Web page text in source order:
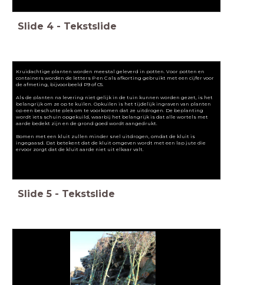
Slide 4 - Tekstslide
Kruidachtige planten worden meestal geleverd in potten. Voor potten en
containers worden de letters P en C als afkorting gebruikt met een cijfer voor
de afmeting, bijvoorbeeld P9 of C5.
Als de planten na levering niet gelijk in de tuin kunnen worden gezet, is het
belangrijk om ze op te kuilen. Opkuilen is het tijdelijk ingraven van planten
op een beschutte plek om te voorkomen dat ze uitdrogen. De beplanting
wordt iets schuin opgekuild, waarbij het belangrijk is dat alle wortels met
aarde bedekt zijn en de grond goed wordt aangedrukt.
Bomen met een kluit zullen minder snel uitdrogen, omdat de kluit is
ingegaasd. Dat betekent dat de kluit omgeven wordt met een lap jute die
ervoor zorgt dat de kluit aarde niet uit elkaar valt.
Slide 5 - Tekstslide